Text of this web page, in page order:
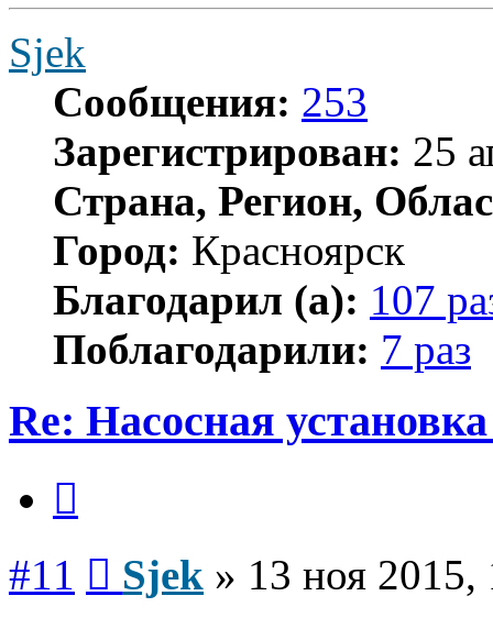
Sjek
Сообщения: 253
Зарегистрирован: 25
Страна, Регион,
Город: Красноярск
Благодарил (а): 107
Поблагодарили: 7 раз
Re: Насосная
#11 Sjek » 13 ноя 2015,